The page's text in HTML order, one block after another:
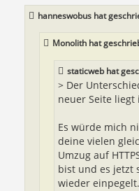
hanneswobus hat
Monolith hat
staticwebhat
> Der
neuer Seite liegt
Es würde mich
deine vielen
Umzug auf
bist und es jetzt
wieder einpegelt.